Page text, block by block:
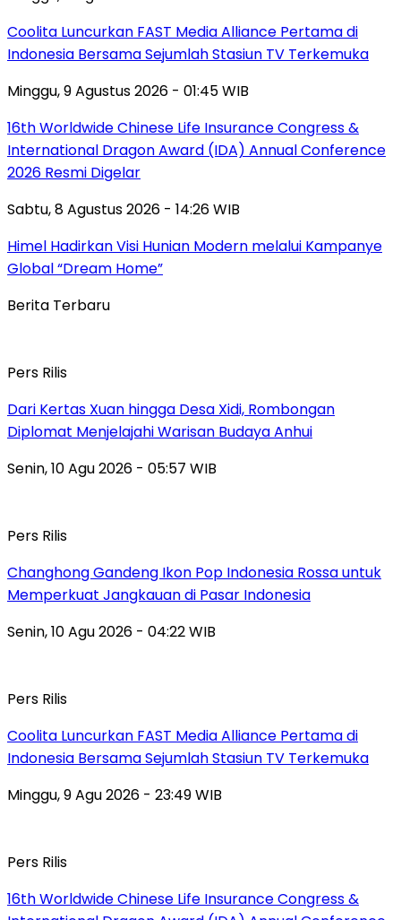
Coolita Luncurkan FAST Media Alliance Pertama di
Indonesia Bersama Sejumlah Stasiun TV Terkemuka
Minggu, 9 Agustus 2026 - 01:45 WIB
16th Worldwide Chinese Life Insurance Congress &
International Dragon Award (IDA) Annual Conference
2026 Resmi Digelar
Sabtu, 8 Agustus 2026 - 14:26 WIB
Himel Hadirkan Visi Hunian Modern melalui Kampanye
Global “Dream Home”
Berita Terbaru
Pers Rilis
Dari Kertas Xuan hingga Desa Xidi, Rombongan
Diplomat Menjelajahi Warisan Budaya Anhui
Senin, 10 Agu 2026 - 05:57 WIB
Pers Rilis
Changhong Gandeng Ikon Pop Indonesia Rossa untuk
Memperkuat Jangkauan di Pasar Indonesia
Senin, 10 Agu 2026 - 04:22 WIB
Pers Rilis
Coolita Luncurkan FAST Media Alliance Pertama di
Indonesia Bersama Sejumlah Stasiun TV Terkemuka
Minggu, 9 Agu 2026 - 23:49 WIB
Pers Rilis
16th Worldwide Chinese Life Insurance Congress &